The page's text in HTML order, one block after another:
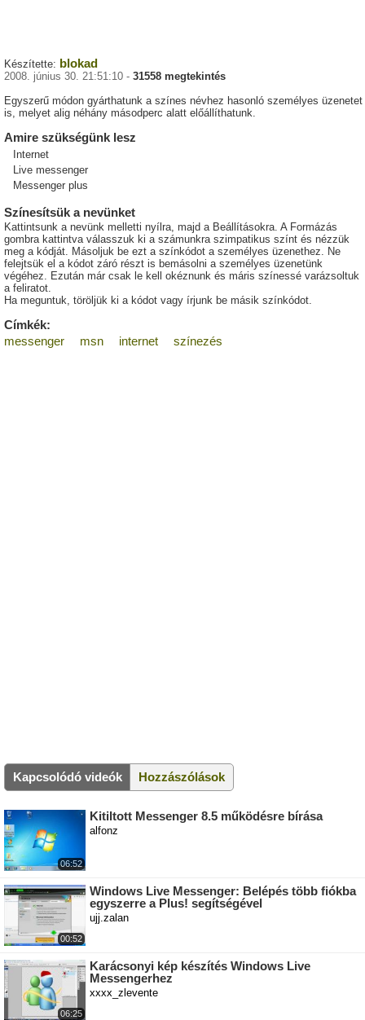
Készítette: blokad
2008. június 30. 21:51:10 - 31558 megtekintés
Egyszerű módon gyárthatunk a színes névhez hasonló személyes üzenetet
is, melyet alig néhány másodperc alatt előállíthatunk.
Amire szükségünk lesz
Internet
Live messenger
Messenger plus
Színesítsük a nevünket
Kattintsunk a nevünk melletti nyílra, majd a Beállításokra. A Formázás
gombra kattintva válasszuk ki a számunkra szimpatikus színt és nézzük
meg a kódját. Másoljuk be ezt a színkódot a személyes üzenethez. Ne
felejtsük el a kódot záró részt is bemásolni a személyes üzenetünk
végéhez. Ezután már csak le kell okéznunk és máris színessé varázsoltuk
a feliratot.
Ha meguntuk, töröljük ki a kódot vagy írjunk be másik színkódot.
Címkék:
messenger
msn internet színezés
Kapcsolódó videók Hozzászólások
06:52
Kitiltott Messenger 8.5 működésre bírása
alfonz
00:52
Windows Live Messenger: Belépés több fiókba
egyszerre a Plus! segítségével
ujj.zalan
06:25
Karácsonyi kép készítés Windows Live
Messengerhez
xxxx_zlevente